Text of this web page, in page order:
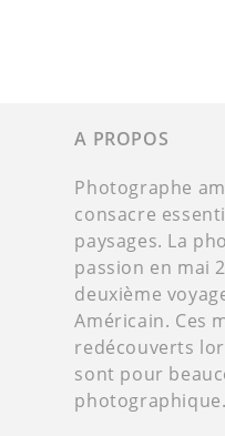
A PROPOS
Photographe
consacre
paysages. La
passion en mai
deuxième
Américain. Ces
redécouverts
sont pour
photographique.